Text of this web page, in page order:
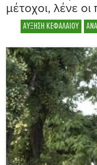
μέτοχοι, λένε οι
ΑΥΞΗΣΗ ΚΕΦΑΛΑΙΟΥ